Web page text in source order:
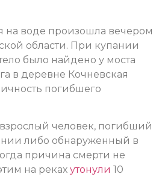
на воде произошла вечером
области. При купании
было найдено у моста
в деревне Кочневская
погибшего
человек, погибший
либо обнаруженный в
причина смерти не
на реках утонули 10